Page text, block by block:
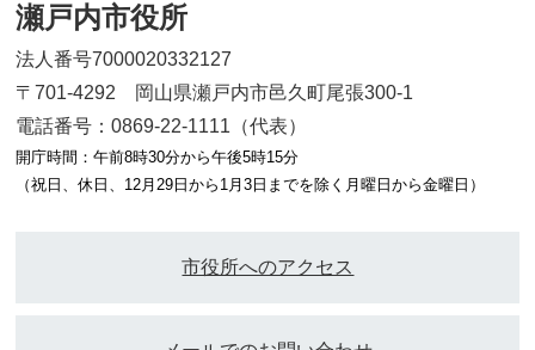
瀬戸内市役所
法人番号7000020332127
〒701-4292 岡山県瀬戸内市邑久町尾張300-1
電話番号：0869-22-1111（代表）
開庁時間：午前8時30分から午後5時15分
（祝日、休日、12月29日から1月3日までを除く月曜日から金曜日）
市役所へのアクセス